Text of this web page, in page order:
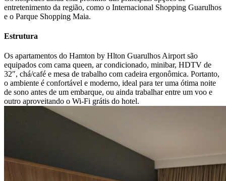
entretenimento da região, como o Internacional Shopping Guarulhos
e o Parque Shopping Maia.
Estrutura
Os apartamentos do Hamton by Hlton Guarulhos Airport são
equipados com cama queen, ar condicionado, minibar, HDTV de
32″, chá/café e mesa de trabalho com cadeira ergonômica. Portanto,
o ambiente é confortável e moderno, ideal para ter uma ótima noite
de sono antes de um embarque, ou ainda trabalhar entre um voo e
outro aproveitando o Wi-Fi grátis do hotel.